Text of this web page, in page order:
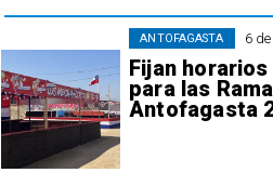
6
Fijan
para las
Antofagasta
ANTOFAGASTA